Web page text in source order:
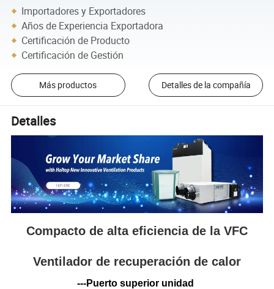
Importadores y Exportadores
Años de Experiencia Exportadora
Certificación de Producto
Certificación de Gestión
Más productos Detalles de la compañía
Detalles
Compacto de alta eficiencia de la VFC
Ventilador de recuperación de calor
---Puerto superior unidad